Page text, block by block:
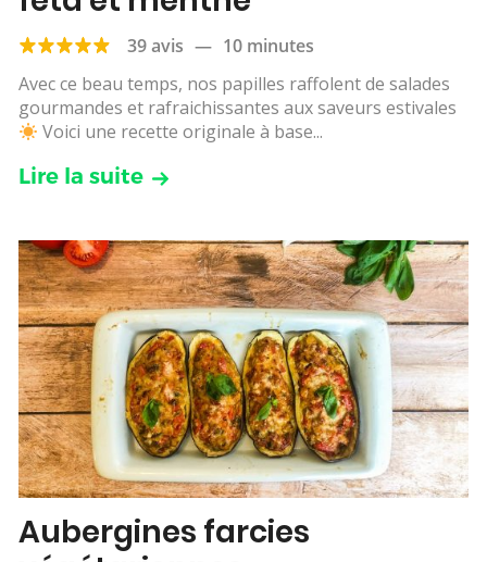
39 avis — 10 minutes
Avec ce beau temps, nos papilles raffolent de salades
gourmandes et rafraichissantes aux saveurs estivales
Voici une recette originale à base...
Lire la suite
Aubergines farcies